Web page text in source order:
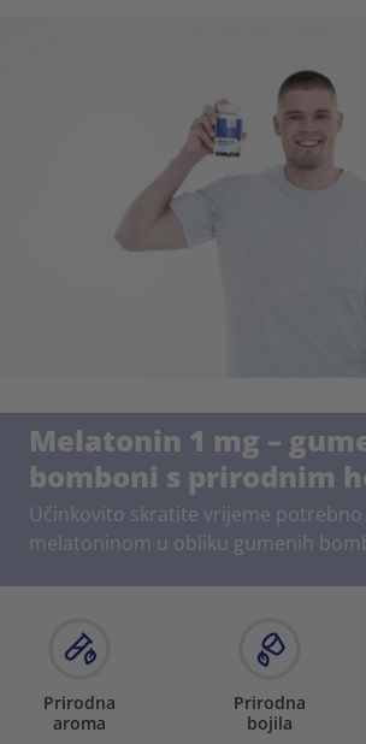
Melatonin 1 mg –
bomboni s prirodnim
Učinkovito skratite vrijeme potrebno
melatoninom u obliku gumenih
Prirodna
aroma
Prirodna
bojila